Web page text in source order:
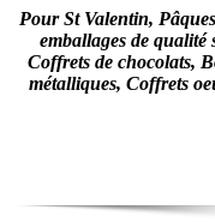
Pour St Valentin,
emballages de
Coffrets de chocolats,
métalliques, Coffrets